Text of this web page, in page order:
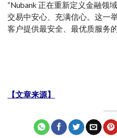
“Nubank 正在重新定义金融领
交易中安心、充满信心。这一
客户提供最安全、最优质服务
【文章来源】